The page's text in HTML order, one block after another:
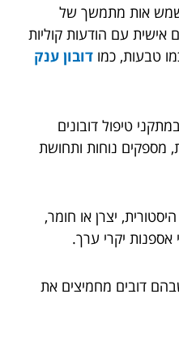
לשמש אות מתמשך של
עם הודעות קוליות
טבעות, כמו דובון ענק
טיפול דובונים
מספקים נוחות ותחושת
יצרן או חומר,
אספנות יקרי ערך.
דובים מחמיצים את